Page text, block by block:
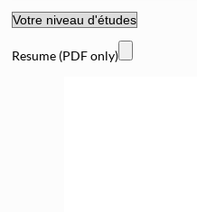
Resume (PDF only)